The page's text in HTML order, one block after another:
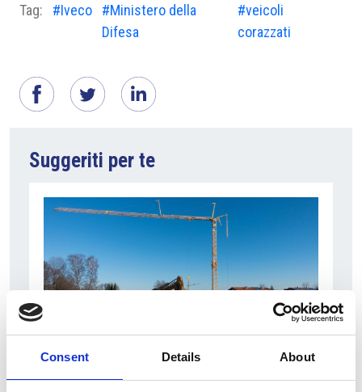
Consent Details About
Tag: #Iveco
#Ministero della
Difesa
#veicoli
corazzati
Suggeriti per te